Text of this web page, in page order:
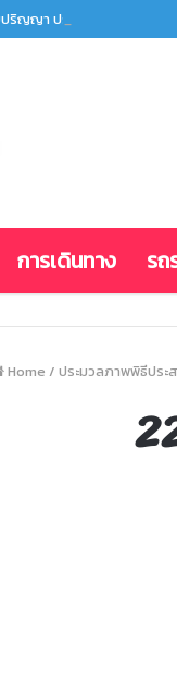
ญญา ประจำปี 2568 วันที่ 6
การเดินทาง ร
Home / ประมวลภาพพิธีประ